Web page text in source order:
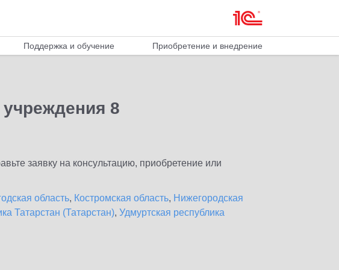
Поддержка и обучение Приобретение и внедрение
8
заявку на консультацию, приобретение или
область, Костромская область, Нижегородская
Татарстан (Татарстан), Удмуртская республика